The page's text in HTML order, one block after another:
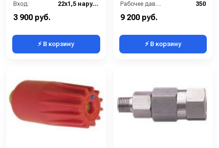
Вход:
22х1,5 наружняя резьба
3 900 руб.
⚡ В корзину
Рабочее давление (бар):
350
9 200 руб.
⚡ В корзину